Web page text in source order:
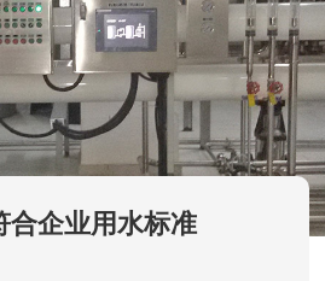
合企业用水标准